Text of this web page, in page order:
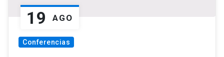
19 AGO
Conferencias